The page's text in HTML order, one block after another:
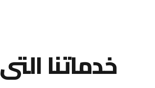
خدماتنا التى